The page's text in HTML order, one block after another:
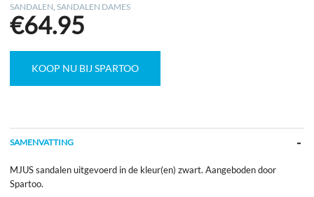
SANDALEN ,SANDALEN DAMES
€64.95
KOOP NU BIJ SPARTOO
SAMENVATTING
MJUS sandalen uitgevoerd in de kleur(en) zwart. Aangeboden door
Spartoo.